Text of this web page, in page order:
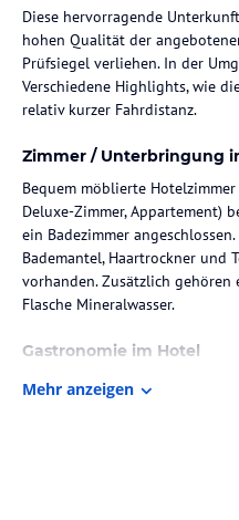
Diese hervorragende
hohen Qualität der
Prüfsiegel verliehen. In der
Verschiedene Highlights, wie
relativ kurzer Fahrdistanz.
Zimmer / Unterbringung
Bequem möblierte
Deluxe-Zimmer, Appartement)
ein Badezimmer
Bademantel, Haartrockner und
vorhanden. Zusätzlich
Flasche Mineralwasser.
Gastronomie im Hotel
Das Hotel verfügt über 3/4
Mehr anzeigen